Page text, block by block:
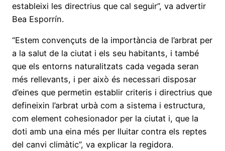
estableixi les directrius que cal seguir”, va advertir
Bea Esporrín.
“Estem convençuts de la importància de l’arbrat per
a la salut de la ciutat i els seu habitants, i també
que els entorns naturalitzats cada vegada seran
més rellevants, i per això és necessari disposar
d’eines que permetin establir criteris i directrius que
defineixin l’arbrat urbà com a sistema i estructura,
com element cohesionador per la ciutat i, que la
doti amb una eina més per lluitar contra els reptes
del canvi climàtic”, va explicar la regidora.